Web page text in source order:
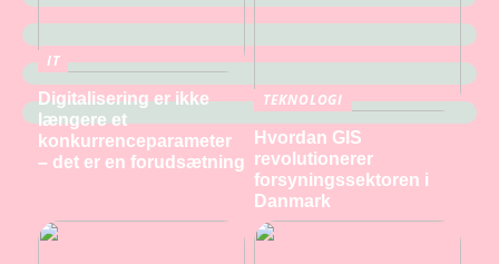
IT
Digitalisering er ikke
længere et
konkurrenceparameter
– det er en forudsætning
TEKNOLOGI
Hvordan GIS
revolutionerer
forsyningssektoren i
Danmark